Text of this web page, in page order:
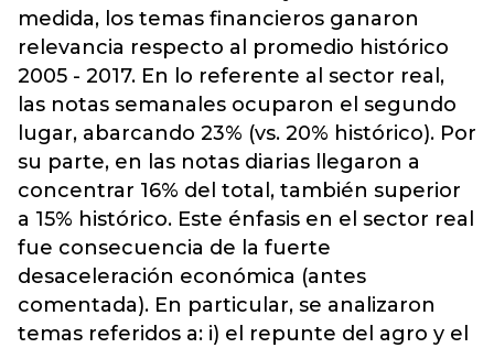
medida, los temas financieros ganaron
relevancia respecto al promedio histórico
2005 - 2017. En lo referente al sector real,
las notas semanales ocuparon el segundo
lugar, abarcando 23% (vs. 20% histórico). Por
su parte, en las notas diarias llegaron a
concentrar 16% del total, también superior
a 15% histórico. Este énfasis en el sector real
fue consecuencia de la fuerte
desaceleración económica (antes
comentada). En particular, se analizaron
temas referidos a: i) el repunte del agro y el